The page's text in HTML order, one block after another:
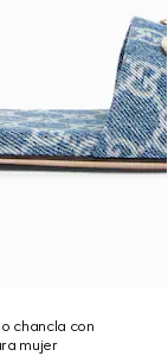
chancla con
mujer